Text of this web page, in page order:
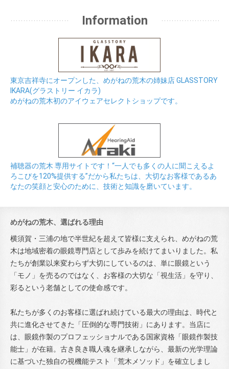
Information
東京吉祥寺にオープンした、めがねの荒木の姉妹店 GLASSTORY
IKARA(グラストリー イカラ)
めがねの荒木初のアイウェアセレクトショップです。
補聴器の荒木 専用サイトです！“一人でも多くの人に聞こえるよ
ろこびを120%提供する”だから私たちは、大切なお客様であるあ
なたの笑顔と安心のために、技術と知識を磨いています。
めがねの荒木、選ばれる理由
横須賀・三浦の地で半世紀を超えて皆様に支えられ、めがねの荒
木は地域密着の眼鏡専門店として歩みを続けてまいりました。私
たちが創業以来変わらず大切にしているのは、単に眼鏡という
「モノ」を売るのではなく、お客様の大切な「視生活」を守り、
彩るという老舗としての使命感です。
私たちが多くのお客様に選ばれ続けている最大の理由は、時代と
共に進化させてきた「圧倒的な専門技術」にあります。当店に
は、眼鏡作製のプロフェッショナルである国家資格「眼鏡作製技
能士」が在籍。古き良き職人魂を継承しながら、最新の光学理論
に基づいた独自の視機能テスト「荒木メソッド」を確立しまし